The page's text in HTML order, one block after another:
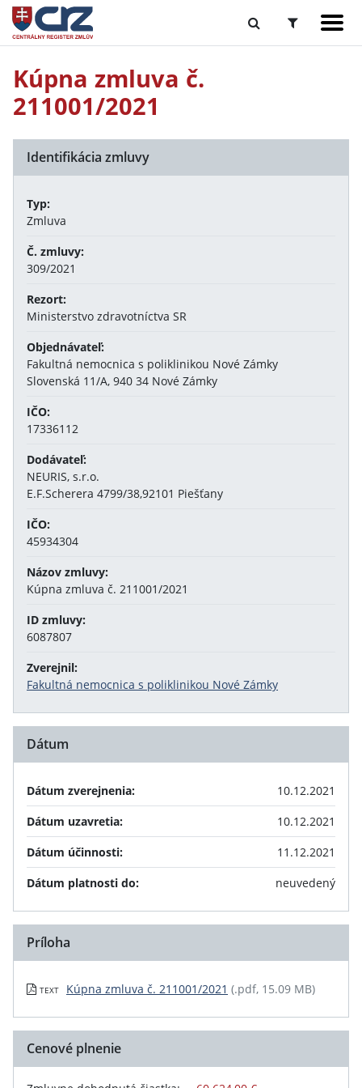
Kúpna zmluva č.
211001/2021
Identifikácia zmluvy
Typ:
Zmluva
Č. zmluvy:
309/2021
Rezort:
Ministerstvo zdravotníctva SR
Objednávateľ:
Fakultná nemocnica s poliklinikou Nové Zámky
Slovenská 11/A, 940 34 Nové Zámky
IČO:
17336112
Dodávateľ:
NEURIS, s.r.o.
E.F.Scherera 4799/38,92101 Piešťany
IČO:
45934304
Názov zmluvy:
Kúpna zmluva č. 211001/2021
ID zmluvy:
6087807
Zverejnil:
Fakultná nemocnica s poliklinikou Nové Zámky
Dátum
Dátum zverejnenia:
10.12.2021
Dátum uzavretia:
10.12.2021
Dátum účinnosti:
11.12.2021
Dátum platnosti do:
neuvedený
Príloha
TEXT Kúpna zmluva č. 211001/2021 (.pdf, 15.09 MB)
Cenové plnenie